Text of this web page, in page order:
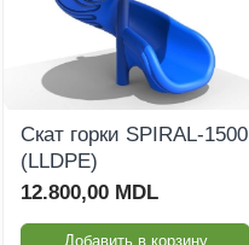
Скат горки SPIRAL-1500
(LLDPE)
12.800,00 MDL
Добавить в корзину